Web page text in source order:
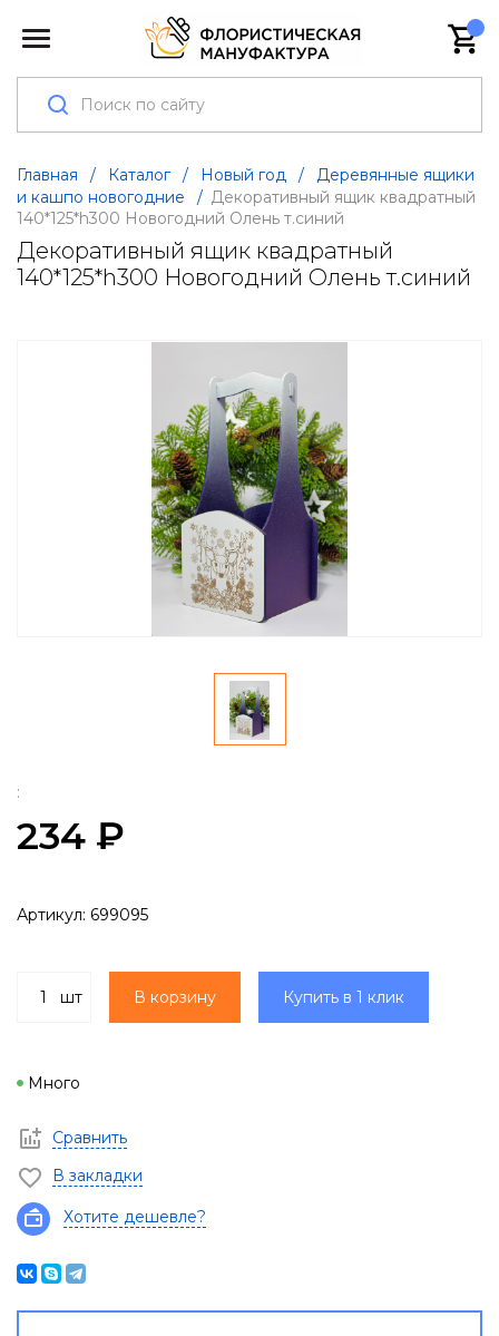
Главная / Каталог / Новый год /
Деревянные ящики
и кашпо новогодние
/ Декоративный ящик квадратный
140*125*h300 Новогодний Олень т.синий
Декоративный ящик квадратный
140*125*h300 Новогодний Олень т.синий
:
234 ₽
Артикул: 699095
шт В корзину Купить в 1 клик
Много
Сравнить
В закладки
Хотите дешевле?